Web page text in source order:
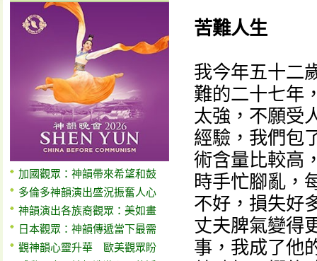
加國觀眾：神韻帶來希望和鼓
多倫多神韻演出盛況振奮人心
神韻演出各族裔觀眾：美如畫
日本觀眾：神韻傳遞當下最需
觀神韻心靈升華 歐美觀眾盼
苦難人生
我今年五十二
難的二十七年
太強，不願受
經驗，我們包
術含量比較高
時手忙腳亂，
不好，損失好
丈夫脾氣變得
事，我成了他